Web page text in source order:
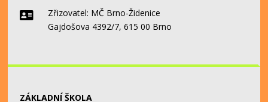

Zřizovatel: MČ Brno-Židenice
Gajdošova 4392/7, 615 00 Brno
ZÁKLADNÍ ŠKOLA